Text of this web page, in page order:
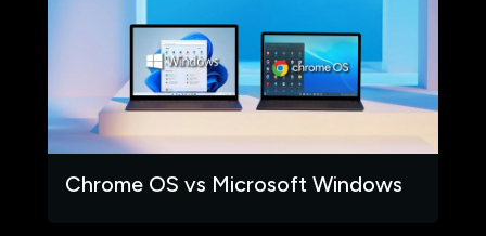
Chrome OS vs Microsoft Windows